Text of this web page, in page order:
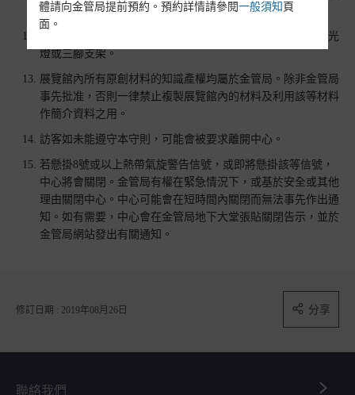
的收集車內，訪客請勿自行將藏書及其他資料放回架上。
圖書館內不准拍照。訪客可在展覽館內拍照，但不得使用閃光
燈或三腳支架。
展覽館內所有原創材料的知識產權均屬於金管局。除非金管局
事先批准，否則一律禁止複製展覽館內的材料及利用該等材料
作簡介資料之用。
訪客如未能遵守本守則，可能會被要求離開中心。
若懸掛8號或以上熱帶氣旋警告信號，或即將懸掛該等信號，
中心將會關閉。金管局有權在緊急情況下，或基於安全或其他
理由關閉中心。中心可能會在短時間內關閉而無法事先作出通
知。如有需要，中心會在金管局地下大堂張貼關閉告示，並於
金管局網站發出有關通知。
修訂日期 : 2019年08月26日 分享
聯絡我們
體請向金管局提前預約。預約詳情請參閱一般須知 頁
面。